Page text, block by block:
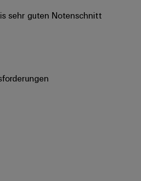
sehr guten Notenschnitt